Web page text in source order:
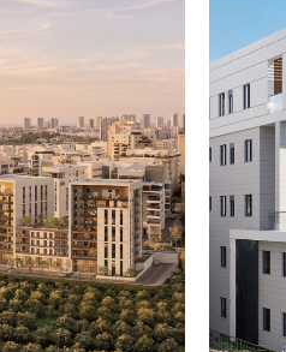
גבעת הרקפות